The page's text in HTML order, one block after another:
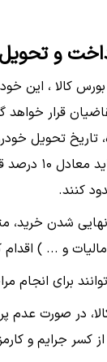
و
شرکت در
کنند.
شدن
و ... ) اقدام
برای انجام
در صورت عدم
جرایم و